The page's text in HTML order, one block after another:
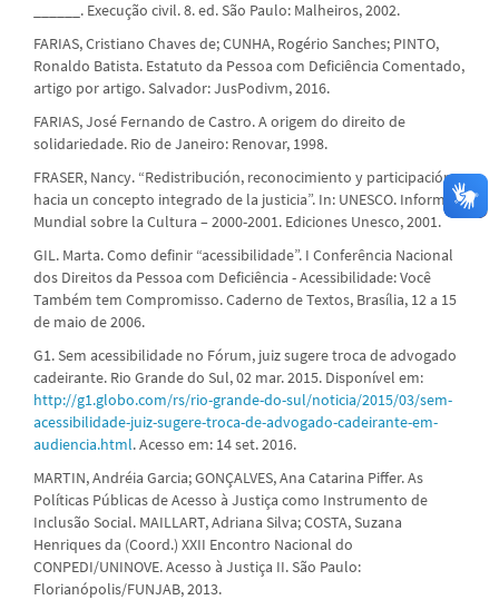
______. Execução civil. 8. ed. São Paulo: Malheiros, 2002.
FARIAS, Cristiano Chaves de; CUNHA, Rogério Sanches; PINTO,
Ronaldo Batista. Estatuto da Pessoa com Deficiência Comentado,
artigo por artigo. Salvador: JusPodivm, 2016.
FARIAS, José Fernando de Castro. A origem do direito de
solidariedade. Rio de Janeiro: Renovar, 1998.
FRASER, Nancy. “Redistribución, reconocimiento y participación:
hacia un concepto integrado de la justicia”. In: UNESCO. Informe
Mundial sobre la Cultura – 2000-2001. Ediciones Unesco, 2001.
GIL. Marta. Como definir “acessibilidade”. I Conferência Nacional
dos Direitos da Pessoa com Deficiência - Acessibilidade: Você
Também tem Compromisso. Caderno de Textos, Brasília, 12 a 15
de maio de 2006.
G1. Sem acessibilidade no Fórum, juiz sugere troca de advogado
cadeirante. Rio Grande do Sul, 02 mar. 2015. Disponível em:
http://g1.globo.com/rs/rio-grande-do-sul/noticia/2015/03/sem-
acessibilidade-juiz-sugere-troca-de-advogado-cadeirante-em-
audiencia.html. Acesso em: 14 set. 2016.
MARTIN, Andréia Garcia; GONÇALVES, Ana Catarina Piffer. As
Políticas Públicas de Acesso à Justiça como Instrumento de
Inclusão Social. MAILLART, Adriana Silva; COSTA, Suzana
Henriques da (Coord.) XXII Encontro Nacional do
CONPEDI/UNINOVE. Acesso à Justiça II. São Paulo:
Florianópolis/FUNJAB, 2013.